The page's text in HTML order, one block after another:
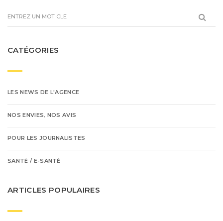
CATÉGORIES
LES NEWS DE L'AGENCE
NOS ENVIES, NOS AVIS
POUR LES JOURNALISTES
SANTÉ / E-SANTÉ
ARTICLES POPULAIRES